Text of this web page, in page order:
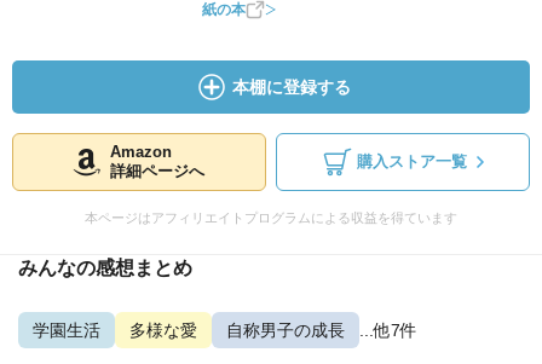
紙の本
本棚に登録する
Amazon
詳細ページへ
購入ストア一覧
本ページはアフィリエイトプログラムによる収益を得ています
みんなの感想まとめ
学園生活 多様な愛 自称男子の成長 ...他7件